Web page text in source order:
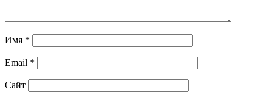
Имя *
Email *
Сайт